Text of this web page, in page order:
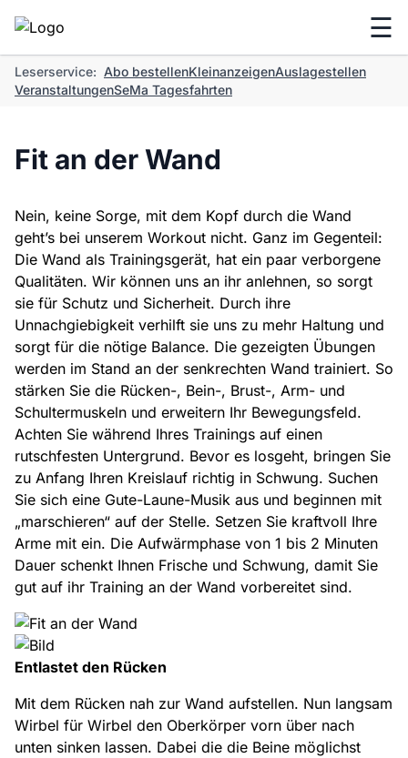
☰
Leserservice: Abo bestellenKleinanzeigenAuslagestellen
VeranstaltungenSeMa Tagesfahrten
Fit an der Wand
Nein, keine Sorge, mit dem Kopf durch die Wand
geht’s bei unserem Workout nicht. Ganz im Gegenteil:
Die Wand als Trainingsgerät, hat ein paar verborgene
Qualitäten. Wir können uns an ihr anlehnen, so sorgt
sie für Schutz und Sicherheit. Durch ihre
Unnachgiebigkeit verhilft sie uns zu mehr Haltung und
sorgt für die nötige Balance. Die gezeigten Übungen
werden im Stand an der senkrechten Wand trainiert. So
stärken Sie die Rücken-, Bein-, Brust-, Arm- und
Schultermuskeln und erweitern Ihr Bewegungsfeld.
Achten Sie während Ihres Trainings auf einen
rutschfesten Untergrund. Bevor es losgeht, bringen Sie
zu Anfang Ihren Kreislauf richtig in Schwung. Suchen
Sie sich eine Gute-Laune-Musik aus und beginnen mit
„marschieren“ auf der Stelle. Setzen Sie kraftvoll Ihre
Arme mit ein. Die Aufwärmphase von 1 bis 2 Minuten
Dauer schenkt Ihnen Frische und Schwung, damit Sie
gut auf ihr Training an der Wand vorbereitet sind.
Entlastet den Rücken
Mit dem Rücken nah zur Wand aufstellen. Nun langsam
Wirbel für Wirbel den Oberkörper vorn über nach
unten sinken lassen. Dabei die die Beine möglichst